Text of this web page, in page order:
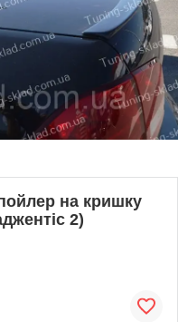
на кришку
2)